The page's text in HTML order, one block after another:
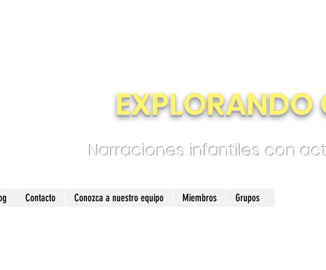
EXPLORANDO
Narraciones infantiles con
Contacto Conozca a nuestro equipo Miembros Grupos